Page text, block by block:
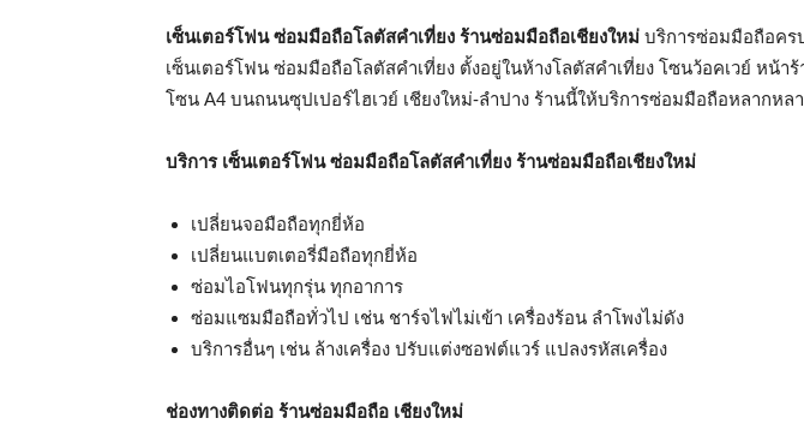
เซ็นเตอร์โฟน ซ่อมมือถือโลตัสคำเที่ยง ร้านซ่อมมือถือเชียงใหม่ บริการซ่อมมือถือคร
เซ็นเตอร์โฟน ซ่อมมือถือโลตัสคำเที่ยง ตั้งอยู่ในห้างโลตัสคำเที่ยง โซนว้อคเวย์ หน้า
โซน A4 บนถนนซุปเปอร์ไฮเวย์ เชียงใหม่-ลำปาง ร้านนี้ให้บริการซ่อมมือถือหลากหล
บริการ เซ็นเตอร์โฟน ซ่อมมือถือโลตัสคำเที่ยง ร้านซ่อมมือถือเชียงใหม่
เปลี่ยนจอมือถือทุกยี่ห้อ
เปลี่ยนแบตเตอรี่มือถือทุกยี่ห้อ
ซ่อมไอโฟนทุกรุ่น ทุกอาการ
ซ่อมแซมมือถือทั่วไป เช่น ชาร์จไฟไม่เข้า เครื่องร้อน ลำโพงไม่ดัง
บริการอื่นๆ เช่น ล้างเครื่อง ปรับแต่งซอฟต์แวร์ แปลงรหัสเครื่อง
ช่องทางติดต่อ ร้านซ่อมมือถือ เชียงใหม่